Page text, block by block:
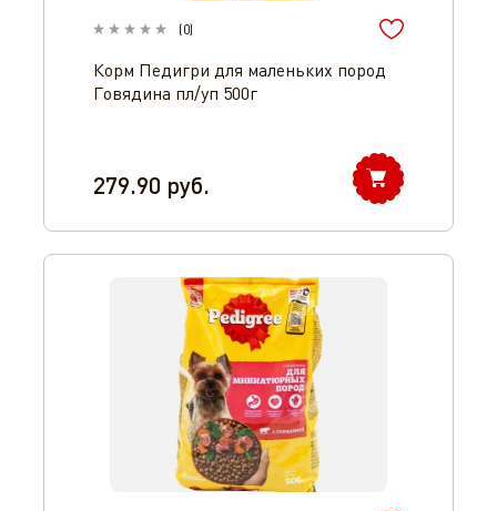
(0)
Корм Педигри для маленьких пород
Говядина пл/уп 500г
279.90 руб.